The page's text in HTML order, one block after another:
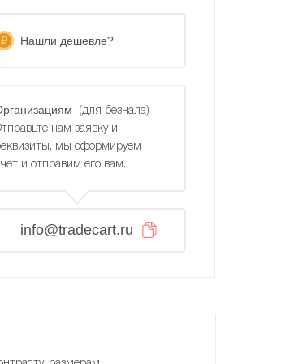
Нашли дешевле?
(для безнала)
нам заявку и
мы сформируем
и отправим его вам.
info@tradecart.ru